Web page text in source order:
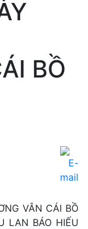
BỒ
VÂN CÁI BỒ
LAN BÁO HIẾU